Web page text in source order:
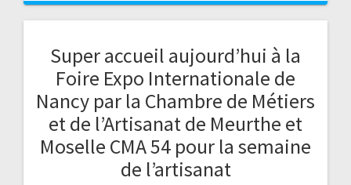
Super accueil aujourd’hui à la
Foire Expo Internationale de
Nancy par la Chambre de Métiers
et de l’Artisanat de Meurthe et
Moselle CMA 54 pour la semaine
de l’artisanat